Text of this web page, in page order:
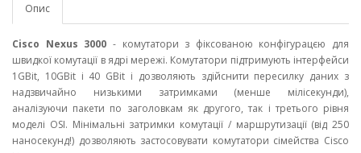
Опис
Cisco Nexus 3000 - комутатори з фіксованою конфігурацєю для
швидкої комутації в ядрі мережі. Комутатори підтримують інтерфейси
1GBit, 10GBit і 40 GBit і дозволяють здійснити пересилку даних з
надзвичайно низькими затримками (менше мілісекунди),
аналізуючи пакети по заголовкам як другого, так і третього рівня
моделі OSI. Мінімальні затримки комутації / маршрутизації (від 250
наносекунд!) дозволяють застосовувати комутатори сімейства Cisco